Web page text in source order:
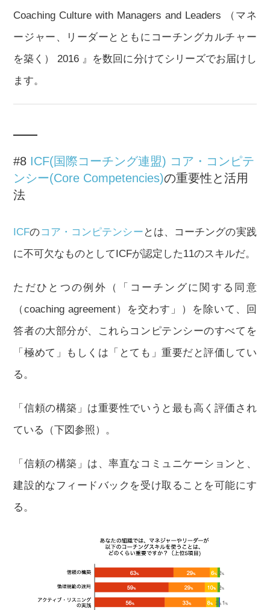
Coaching Culture with Managers and Leaders （マネ
ージャー、リーダーとともにコーチングカルチャー
を築く） 2016 』を数回に分けてシリーズでお届けし
ます。
#8 ICF(国際コーチング連盟) コア・コンピテ
ンシー(Core Competencies)の重要性と活用
法
ICFのコア・コンピテンシー とは、コーチングの実践
に不可欠なものとしてICFが認定した11のスキルだ。
ただひとつの例外（「コーチングに関する同意
（coaching agreement）を交わす」）を除いて、回
答者の大部分が、これらコンピテンシーのすべてを
「極めて」もしくは「とても」重要だと評価してい
る。
「信頼の構築」は重要性でいうと最も高く評価され
ている（下図参照）。
「信頼の構築」は、率直なコミュニケーションと、
建設的なフィードバックを受け取ることを可能にす
る。